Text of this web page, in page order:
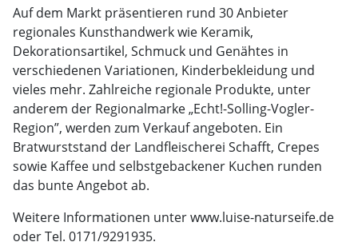
Auf dem Markt präsentieren rund 30 Anbieter
regionales Kunsthandwerk wie Keramik,
Dekorationsartikel, Schmuck und Genähtes in
verschiedenen Variationen, Kinderbekleidung und
vieles mehr. Zahlreiche regionale Produkte, unter
anderem der Regionalmarke „Echt!-Solling-Vogler-
Region”, werden zum Verkauf angeboten. Ein
Bratwurststand der Landfleischerei Schafft, Crepes
sowie Kaffee und selbstgebackener Kuchen runden
das bunte Angebot ab.
Weitere Informationen unter www.luise-naturseife.de
oder Tel. 0171/9291935.